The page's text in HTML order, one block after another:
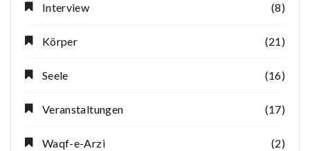
Interview (8)
Körper (21)
Seele (16)
Veranstaltungen (17)
Waqf-e-Arzi (2)